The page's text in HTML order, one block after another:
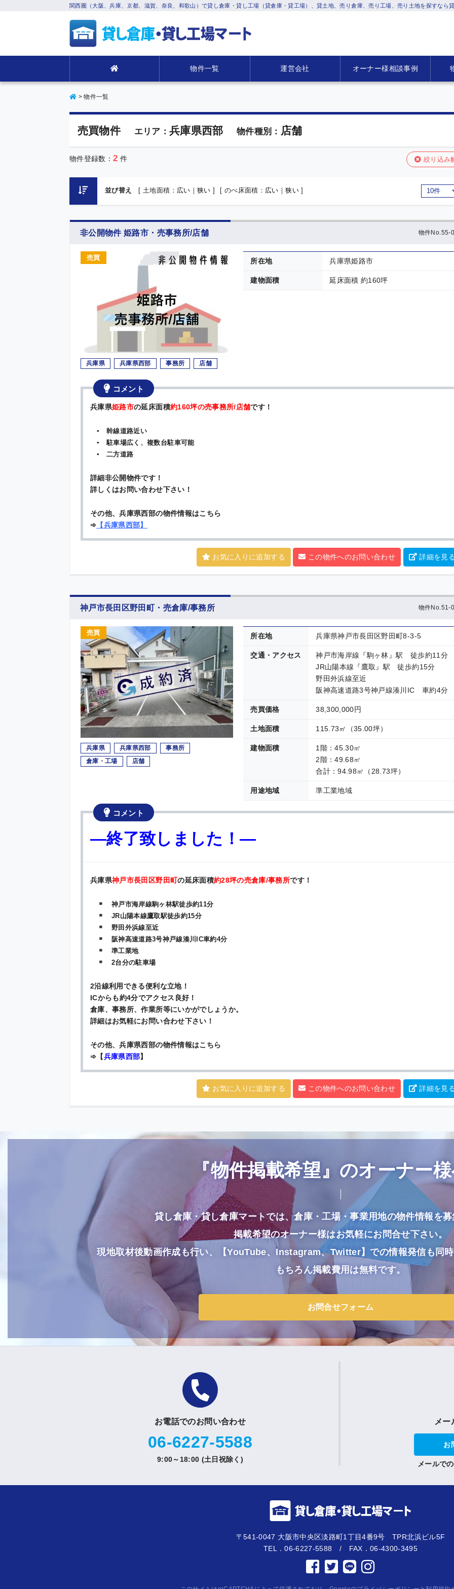
関西圏（大阪、兵庫、京都、滋賀、奈良、和歌山）で貸し倉庫・貸し工場（貸倉庫・貸工場）、貸土地、売り倉庫、売り工場、売り土地を探すなら
物件一覧 運営会社 オーナー様相談事例
>物件一覧
売買物件 エリア： 兵庫県西部 物件種別： 店舗
物件登録数：2 件 絞り込み
並び替え [ 土地面積： 広い ｜ 狭い ] [ のべ床面積： 広い ｜狭い]
非公開物件 姫路市・売事務所/店舗 物件No.55-
売買
兵庫県 兵庫県西部 事務所 店舗
所在地 兵庫県姫路市
建物面積 延床面積 約160坪
コメント
兵庫県姫路市の延床面積約160坪の売事務所/店舗です！
▪ 幹線道路近い
▪ 駐車場広く、複数台駐車可能
▪ 二方道路
詳細非公開物件です！
詳しくはお問い合わせ下さい！
その他、兵庫県西部の物件情報はこちら
➾ 【兵庫県西部】
お気に入りに追加する この物件へのお問い合わせ 詳細を見
神戸市長田区野田町・売倉庫/事務所 物件No.51-
売買
兵庫県 兵庫県西部
事務所
倉庫・工場
店舗
所在地 兵庫県神戸市長田区野田町8-3-5
交通・アクセス
神戸市海岸線『駒ヶ林』駅 徒歩約11分
JR山陽本線『鷹取』駅 徒歩約15分
野田外浜線至近
阪神高速道路3号神戸線湊川IC 車約4分
売買価格 38,300,000円
土地面積 115.73㎡（35.00坪）
建物面積
1階：45.30㎡
2階：49.68㎡
合計：94.98㎡（28.73坪）
用途地域 準工業地域
コメント
—終了致しました！—
兵庫県神戸市長田区野田町の延床面積約28坪の売倉庫/事務所です！
神戸市海岸線駒ヶ林駅徒歩約11分
JR山陽本線鷹取駅徒歩約15分
野田外浜線至近
阪神高速道路3号神戸線湊川IC車約4分
準工業地
2台分の駐車場
2沿線利用できる便利な立地！
ICからも約4分でアクセス良好！
倉庫、事務所、作業所等にいかがでしょうか。
詳細はお気軽にお問い合わせ下さい！
その他、兵庫県西部の物件情報はこちら
➾【兵庫県西部】
お気に入りに追加する この物件へのお問い合わせ 詳細を見
『物件掲載希望』のオーナー
貸し倉庫・貸し倉庫マートでは、倉庫・工場・事業用地の物件情報を
掲載希望のオーナー様はお気軽にお問合せ下さい。
現地取材後動画作成も行い、【YouTube、Instagram、Twitter】での情報発信も同
もちろん掲載費用は無料です。
お問合せフォーム
お電話でのお問い合わせ
06-6227-5588
9:00～18:00 (土日祝除く)
メー
お
メールで
〒541-0047 大阪市中央区淡路町1丁目4番9号 TPR北浜ビル5F
TEL．06-6227-5588 / FAX．06-4300-3495